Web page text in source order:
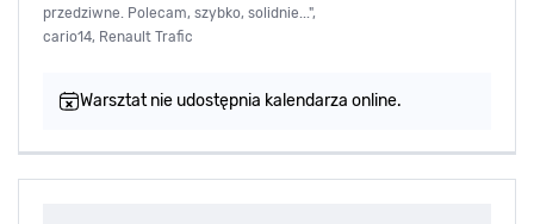
przedziwne. Polecam, szybko, solidnie...",
cario14, Renault Trafic
Warsztat nie udostępnia kalendarza online.